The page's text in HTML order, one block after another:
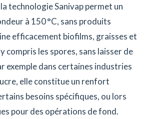
technologie Sanivap permet un
à 150 °C, sans produits
efficacement biofilms, graisses et
compris les spores, sans laisser de
exemple dans certaines industries
elle constitue un renfort
besoins spécifiques, ou lors
pour des opérations de fond.